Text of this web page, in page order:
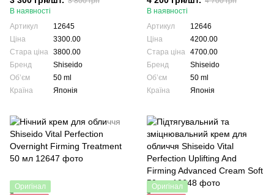
В наявності
Артикул
12645
Ціна
3300.00
Стара ціна 3800.00
Бренд
Shiseido
Обʼєм
50 ml
Країна
Японія
В наявності
Артикул
12646
Ціна
4200.00
Стара ціна 4700.00
Бренд
Shiseido
Обʼєм
50 ml
Країна
Японія
Оригінал
Оригінал